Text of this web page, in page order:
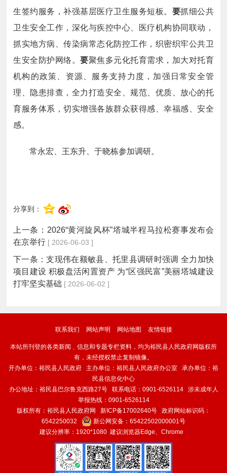
生签约服务，补强基层医疗卫生服务短板。 要抓细公共
卫生安全工作，深化与疾控中心、医疗机构协同联动，
抓实地方病、传染病常态化防控工作，织密织牢公共卫
生安全防护网络。要聚焦多元化托育需求，加大对托育
机构的政策、资源、服务支持力度，加强日常安全管
理、隐患排查，全力打造安全、规范、优质、放心的托
育服务体系，切实增强各族群众获得感、幸福感、安全
感。
常永宏、王东升、于晓栋参加调研。
分享到：
上一条： 2026“黄河旋风杯”塔城半程马拉松赛事发布会
在京举行 [ 2026-06-03 ]
下一条：支现伟在额敏县、托里县调研时强调 全力加快
项目建设 积极盘活闲置资产 为“区强民富”美丽塔城建设
打牢坚实基础 [ 2026-06-02 ]
联系我们 网站声明 网站地图 友情链接
本站所刊登的各类新闻﹑信息和专题专栏资料，均为裕民县人民政府网版权所
有，未经授权禁止复制镜像。
开办单位：裕民县人民政府 主办单位：裕民县人民政府办公室 承办单位：裕
民县信息化中心
办公地址：裕民县巴尔鲁克西路27号 联系电话：0901-6526114 涉未成年人
举报热线：0901-6526114
版权所有：裕民县人民政府网 新ICP备17002640号 政府网站标识码：
6542250032
新公网安备： 65422502000001号
建议分辨率：1920*1080 建议浏览器Edge、Chrome